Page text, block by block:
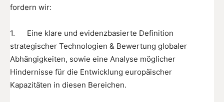
fordern wir:
1. Eine klare und evidenzbasierte Definition
strategischer Technologien & Bewertung globaler
Abhängigkeiten, sowie eine Analyse möglicher
Hindernisse für die Entwicklung europäischer
Kapazitäten in diesen Bereichen.